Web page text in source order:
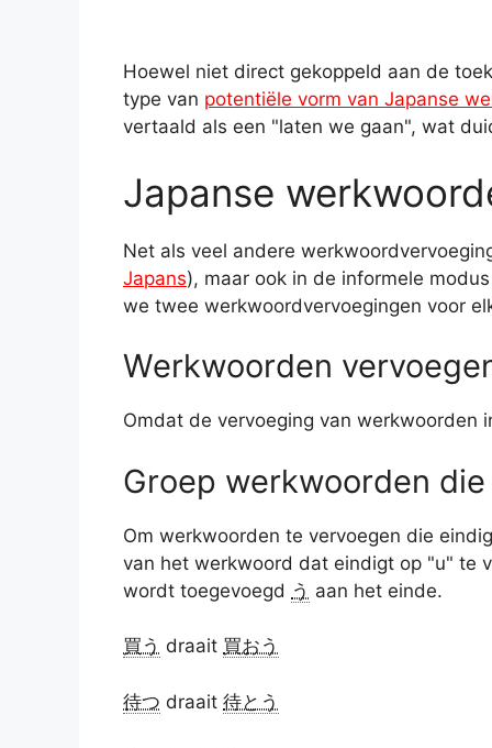
Hoewel niet direct gekoppeld aan de
type van potentiële vorm van Japanse
vertaald als een "laten we gaan", wat
Japanse
Net als veel andere
Japans), maar ook in de informele
we twee werkwoordvervoegingen voor
Werkwoorden
Omdat de vervoeging van werkwoorden
Groep werkwoorden
Om werkwoorden te vervoegen die
van het werkwoord dat eindigt op "u" te
wordt toegevoegd う aan het einde.
買う draait 買おう
待つ draait 待とう